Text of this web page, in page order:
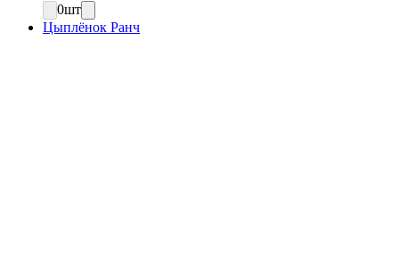
0шт
Цыплёнок Ранч